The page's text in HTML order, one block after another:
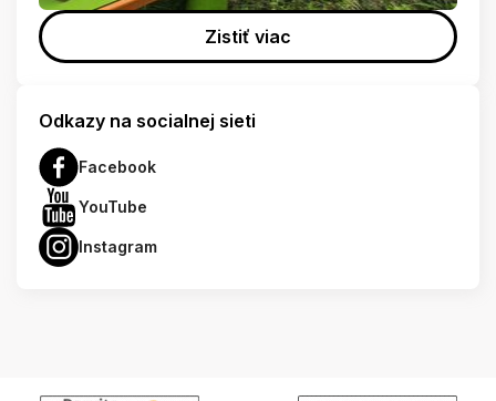
Zistiť viac
Odkazy na socialnej sieti
Facebook
YouTube
Instagram